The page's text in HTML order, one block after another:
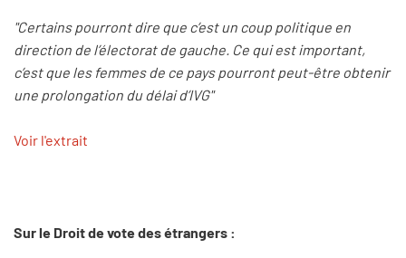
"Certains pourront dire que c’est un coup politique en
direction de l’électorat de gauche. Ce qui est important,
c’est que les femmes de ce pays pourront peut-être obtenir
une prolongation du délai d’IVG"
Voir l'extrait
Sur le Droit de vote des étrangers :